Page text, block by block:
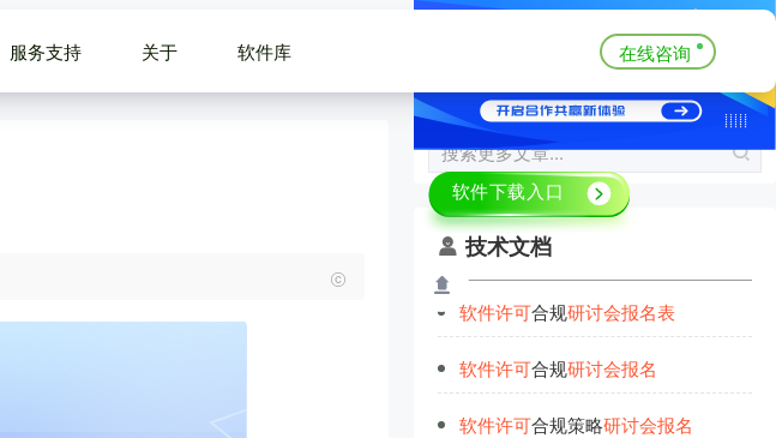
服务支持 关于 软件库 在线咨询
技术文档
软件许可合规研讨会报名表
软件许可合规研讨会报名
软件许可合规策略研讨会报名